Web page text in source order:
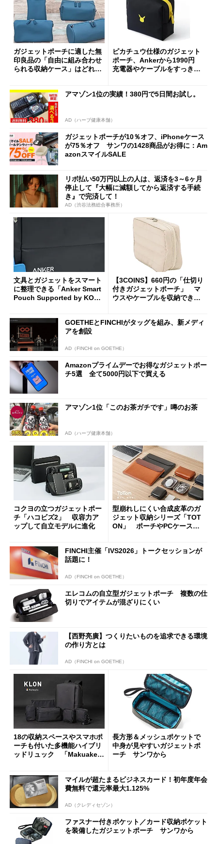
ガジェットポーチに適した無
印良品の「自由に組み合わせ
られる収納ケース」はどれ？
ピカチュウ仕様のガジェット
ポーチ、Ankerから1990円
充電器やケーブルをすっきり
アマゾン1位の実績！380円で5日間お試し。
AD（ハーブ健康本舗）
ガジェットポーチが10％オフ、iPhoneケース
が75％オフ サンワの1428商品がお得に：Am
azonスマイルSALE
リボ払い50万円以上の人は、返済を3～6ヶ月
停止して『大幅に減額してから返済する手続
き』で完済して！
AD（渋谷法務総合事務所）
文具とガジェットをスマート
に整理できる「Anker Smart
Pouch Supported by KOKU
【3COINS】660円の「仕切り
付きガジェットポーチ」 マ
ウスやケーブルを収納できる
GOETHEとFINCHIがタッグを組み、新メディ
アを創設
AD（FINCHI on GOETHE）
Amazonプライムデーでお得なガジェットポー
チ5選 全て5000円以下で買える
アマゾン1位「このお茶ガチです」噂のお茶
AD（ハーブ健康本舗）
コクヨの立つガジェットポー
チ「ハコビズ2」 収容力ア
ップして自立モデルに進化
型崩れしにくい合成皮革のガ
ジェット収納シリーズ「TOT
ON」 ポーチやPCケースを
FINCHI主催「IVS2026」トークセッションが
話題に！
AD（FINCHI on GOETHE）
エレコムの自立型ガジェットポーチ 複数の仕
切りでアイテムが混ざりにくい
【西野亮廣】つくりたいものを追求できる環境
の作り方とは
AD（FINCHI on GOETHE）
18の収納スペースやスマホポ
ーチも付いた多機能ハイブリ
ッドリュック 「Makuake」
長方形＆メッシュポケットで
中身が見やすいガジェットポ
ーチ サンワから
マイルが超たまるビジネスカード！初年度年会
費無料で還元率最大1.125%
AD（クレディセゾン）
ファスナー付きポケット／カード収納ポケット
を装備したガジェットポーチ サンワから